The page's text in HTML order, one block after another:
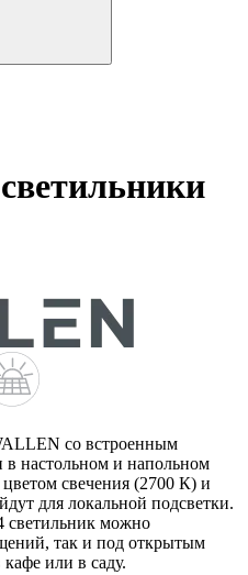
со встроенным
в настольном и напольном
свечения (2700 К) и
для локальной подсветки.
светильник можно
так и под открытым
или в саду.